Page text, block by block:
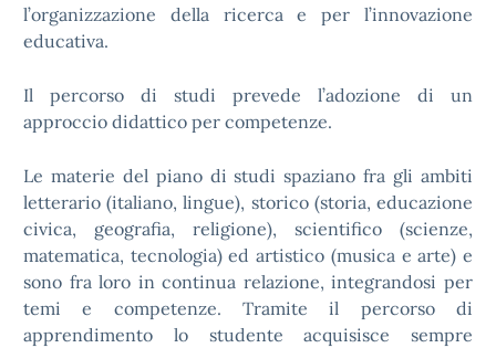
l’organizzazione della ricerca e per l’innovazione
educativa.
Il percorso di studi prevede l’adozione di un
approccio didattico per competenze.
Le materie del piano di studi spaziano fra gli ambiti
letterario (italiano, lingue), storico (storia, educazione
civica, geografia, religione), scientifico (scienze,
matematica, tecnologia) ed artistico (musica e arte) e
sono fra loro in continua relazione, integrandosi per
temi e competenze. Tramite il percorso di
apprendimento lo studente acquisisce sempre